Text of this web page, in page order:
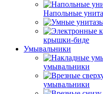
Напольные
крышки-биде
Умывальники
умывальники
умывальники